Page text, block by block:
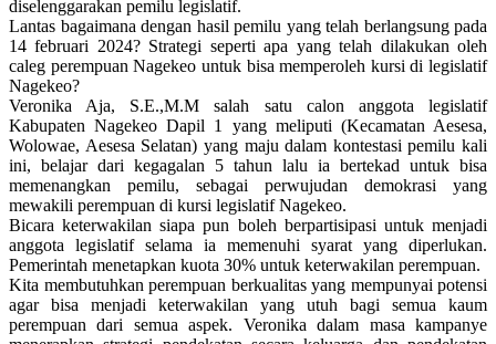
diselenggarakan pemilu legislatif.
Lantas bagaimana dengan hasil pemilu yang telah berlangsung pada
14 februari 2024? Strategi seperti apa yang telah dilakukan oleh
caleg perempuan Nagekeo untuk bisa memperoleh kursi di legislatif
Nagekeo?
Veronika Aja, S.E.,M.M salah satu calon anggota legislatif
Kabupaten Nagekeo Dapil 1 yang meliputi (Kecamatan Aesesa,
Wolowae, Aesesa Selatan) yang maju dalam kontestasi pemilu kali
ini, belajar dari kegagalan 5 tahun lalu ia bertekad untuk bisa
memenangkan pemilu, sebagai perwujudan demokrasi yang
mewakili perempuan di kursi legislatif Nagekeo.
Bicara keterwakilan siapa pun boleh berpartisipasi untuk menjadi
anggota legislatif selama ia memenuhi syarat yang diperlukan.
Pemerintah menetapkan kuota 30% untuk keterwakilan perempuan.
Kita membutuhkan perempuan berkualitas yang mempunyai potensi
agar bisa menjadi keterwakilan yang utuh bagi semua kaum
perempuan dari semua aspek. Veronika dalam masa kampanye